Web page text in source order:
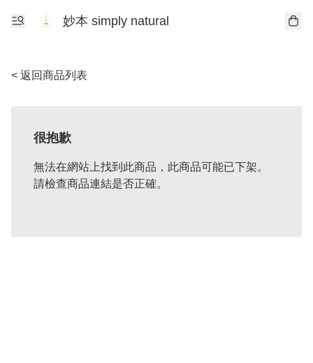
妙本 simply natural
< 返回商品列表
很抱歉
無法在網站上找到此商品，此商品可能已下架。
請檢查商品連結是否正確。